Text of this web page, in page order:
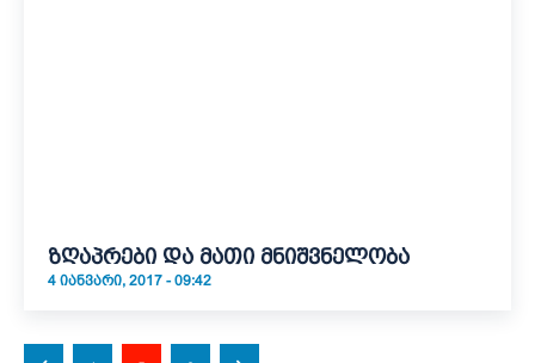
ზღაპრები და მათი მნიშვნელობა
4 ᲘᲐᲜᲕᲐᲠᲘ, 2017 - 09:42